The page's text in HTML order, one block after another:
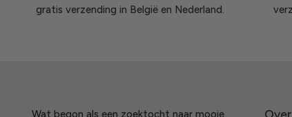
gratis verzending in België en Nederland.
Wat begon als een zoektocht naar mooie,